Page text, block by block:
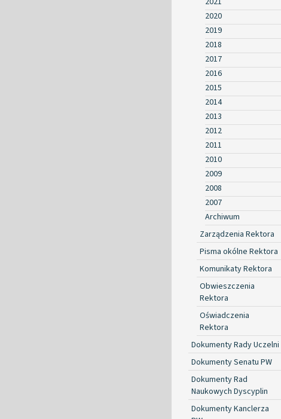
2020
2019
2018
2017
2016
2015
2014
2013
2012
2011
2010
2009
2008
2007
Archiwum
Zarządzenia Rektora
Pisma okólne Rektora
Komunikaty Rektora
Obwieszczenia
Rektora
Oświadczenia
Rektora
Dokumenty Rady Uczelni
Dokumenty Senatu PW
Dokumenty Rad
Naukowych Dyscyplin
Dokumenty Kanclerza